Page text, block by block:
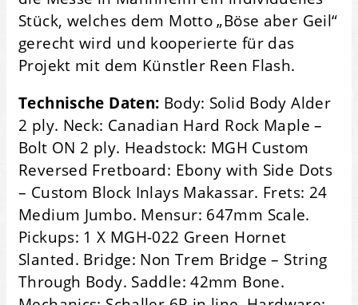
Stück, welches dem Motto „Böse aber Geil“
gerecht wird und kooperierte für das
Projekt mit dem Künstler Reen Flash.
Technische Daten: Body: Solid Body Alder
2 ply. Neck: Canadian Hard Rock Maple –
Bolt ON 2 ply. Headstock: MGH Custom
Reversed Fretboard: Ebony with Side Dots
– Custom Block Inlays Makassar. Frets: 24
Medium Jumbo. Mensur: 647mm Scale.
Pickups: 1 X MGH-022 Green Hornet
Slanted. Bridge: Non Trem Bridge – String
Through Body. Saddle: 42mm Bone.